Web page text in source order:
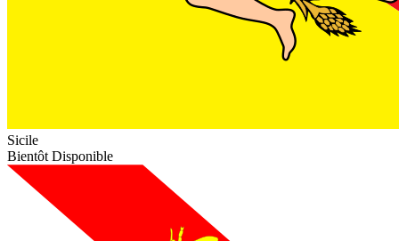
Sicile
Bientôt Disponible